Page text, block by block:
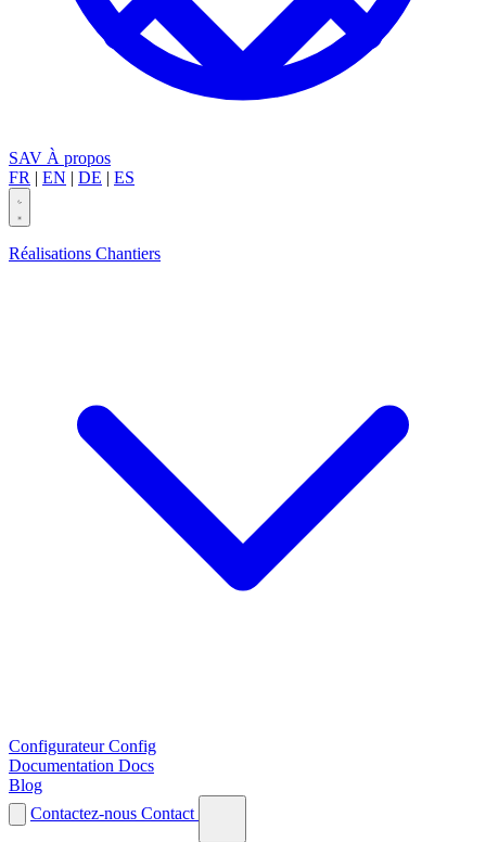
SAV À propos
FR | EN | DE | ES
Réalisations Chantiers
Configurateur Config
Documentation Docs
Blog
Contactez-nous Contact